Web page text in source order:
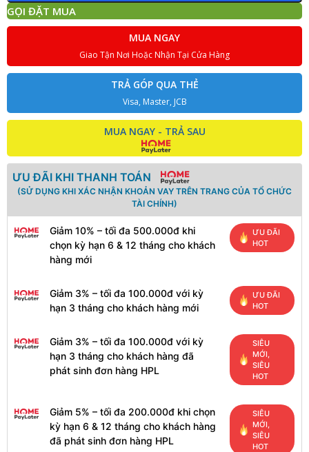
GỌI ĐẶT MUA
MUA NGAY
Giao Tận Nơi Hoặc Nhận Tại Cửa Hàng
TRẢ GÓP QUA THẺ
Visa, Master, JCB
MUA NGAY - TRẢ SAU
ƯU ĐÃI KHI THANH TOÁN
(SỬ DỤNG KHI XÁC NHẬN KHOẢN VAY TRÊN TRANG CỦA TỔ CHỨC
TÀI CHÍNH)
Giảm 10% – tối đa 500.000đ khi
chọn kỳ hạn 6 & 12 tháng cho khách
hàng mới
ƯU ĐÃI
HOT
Giảm 3% – tối đa 100.000đ với kỳ
hạn 3 tháng cho khách hàng mới
ƯU ĐÃI
HOT
Giảm 3% – tối đa 100.000đ với kỳ
hạn 3 tháng cho khách hàng đã
phát sinh đơn hàng HPL
SIÊU
MỚI,
SIÊU
HOT
Giảm 5% – tối đa 200.000đ khi chọn
kỳ hạn 6 & 12 tháng cho khách hàng
đã phát sinh đơn hàng HPL
SIÊU
MỚI,
SIÊU
HOT